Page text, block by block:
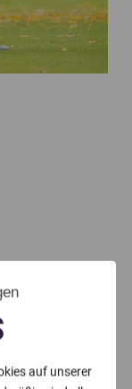
kommt
auf unserer